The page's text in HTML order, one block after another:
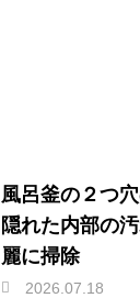
風呂釜の２つ
隠れた内部の
麗に掃除
2026.07.18